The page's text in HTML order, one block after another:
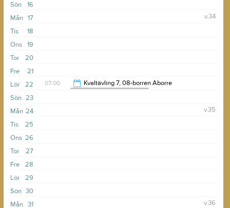
16
Sön
17
Mån
v.34
18
Tis
19
Ons
20
Tor
21
Fre
22
Lör 07:00
Kvaltävling 7, 08-borren Aborre
23
Sön
24
Mån
v.35
25
Tis
26
Ons
27
Tor
28
Fre
29
Lör
30
Sön
31
Mån v.36